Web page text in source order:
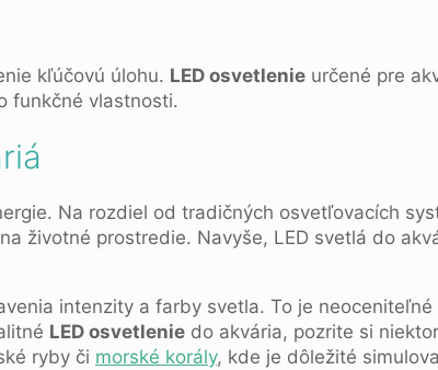
kľúčovú úlohu. LED osvetlenie určené pre
funkčné vlastnosti.
Na rozdiel od tradičných osvetľovacích
životné prostredie. Navyše, LED svetlá do
intenzity a farby svetla. To je
LED osvetlenie do akvária, pozrite si
ryby či morské korály, kde je dôležité